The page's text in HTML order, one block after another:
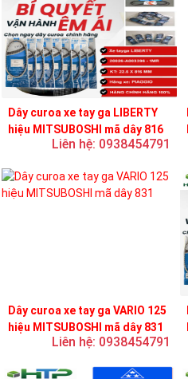
Dây curoa xe tay ga LIBERTY
hiệu MITSUBOSHI mã dây 816
Liên hệ: 0938454791
Dây curoa xe tay ga VARIO 125
hiệu MITSUBOSHI mã dây 831
Liên hệ: 0938454791